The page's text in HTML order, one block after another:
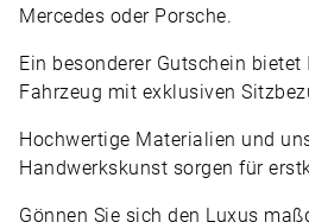
Mercedes oder Porsche.
Ein besonderer Gutschein bietet
Fahrzeug mit exklusiven
Hochwertige Materialien und
Handwerkskunst sorgen für
Gönnen Sie sich den Luxus